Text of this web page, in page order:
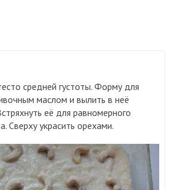
средней густоты. Форму для
маслом и вылить в неё
её для равномерного
Сверху украсить орехами.